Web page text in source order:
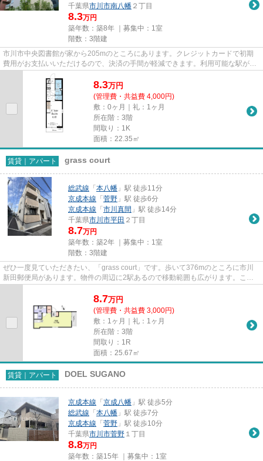
千葉県市川市南八幡 ２丁目
8.3万円
築年数：築8年 ｜募集中： 1室
階数：3階建
市川市中央図書館が家から205mのところにあります。クレジットカードで初期
費用がお支払いいただけるので、決済の手間が軽減できます。利用可能な駅が2
駅あり、利便性の高い物件です。...
8.3万円
(管理費・共益費 4,000円)
敷：0ヶ月｜礼：1ヶ月
所在階：3階
間取り：1K
面積：22.35㎡
賃貸｜アパート grass court
総武線 「 本八幡 」駅 徒歩11分
京成本線 「 菅野 」駅 徒歩6分
京成本線 「 市川真間 」駅 徒歩14分
千葉県市川市平田 ２丁目
8.7万円
築年数：築2年 ｜募集中： 1室
階数：3階建
ぜひ一度見ていただきたい、「grass court」です。歩いて376mのところに市川
新田郵便局があります。物件の周辺に2駅あるので移動範囲も広がります。こち
8.7万円
(管理費・共益費 3,000円)
敷：1ヶ月｜礼：1ヶ月
所在階：3階
間取り：1R
面積：25.67㎡
賃貸｜アパート DOEL SUGANO
京成本線 「 京成八幡 」駅 徒歩5分
総武線 「 本八幡 」駅 徒歩7分
京成本線 「 菅野 」駅 徒歩10分
千葉県市川市菅野 １丁目
8.8万円
築年数：築15年 ｜募集中： 1室